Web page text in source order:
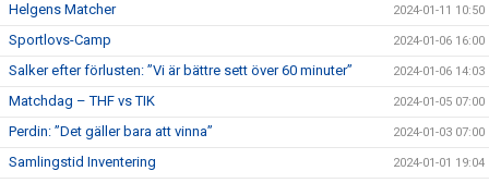
Helgens Matcher 2024-01-11 10:50
Sportlovs-Camp 2024-01-06 16:00
Salker efter förlusten: ”Vi är bättre sett över 60 minuter” 2024-01-06 14:03
Matchdag – THF vs TIK 2024-01-05 07:00
Perdin: ”Det gäller bara att vinna” 2024-01-03 07:00
Samlingstid Inventering 2024-01-01 19:04